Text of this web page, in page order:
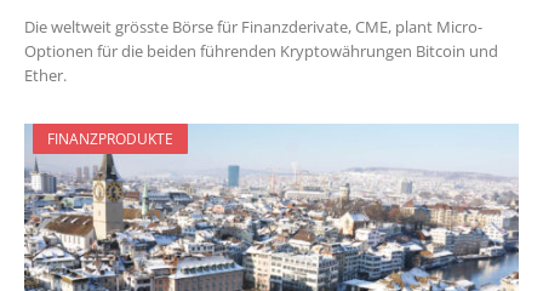
Die weltweit grösste Börse für Finanzderivate, CME, plant Micro-
Optionen für die beiden führenden Kryptowährungen Bitcoin und
Ether.
FINANZPRODUKTE